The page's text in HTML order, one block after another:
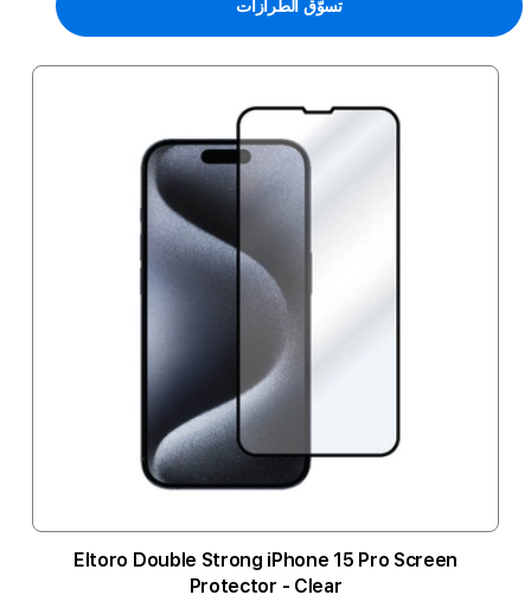
تسوّق الطرازات
Eltoro Double Strong iPhone 15 Pro Screen
Protector - Clear